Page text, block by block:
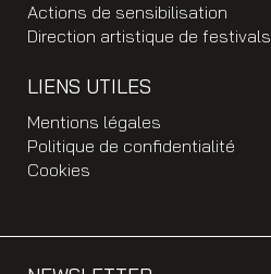
Actions de sensibilisation
Direction artistique de festivals
LIENS UTILES
Mentions légales
Politique de confidentialité
Cookies